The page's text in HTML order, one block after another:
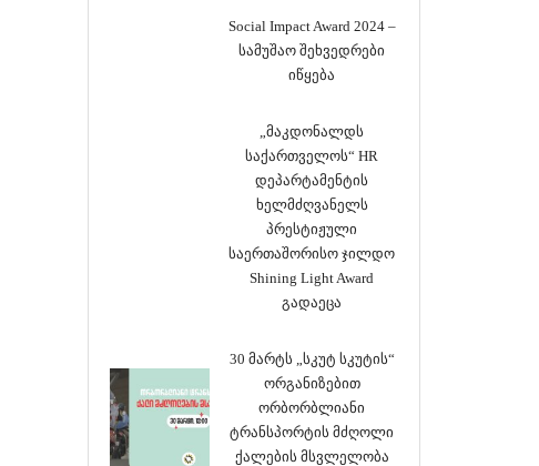
Social Impact Award 2024 –
სამუშაო შეხვედრები
იწყება
„მაკდონალდს
საქართველოს“ HR
დეპარტამენტის
ხელმძღვანელს
პრესტიჟული
საერთაშორისო ჯილდო
Shining Light Award
გადაეცა
30 მარტს „სკუტ სკუტის“
ორგანიზებით
ორბორბლიანი
ტრანსპორტის მძღოლი
ქალების მსვლელობა